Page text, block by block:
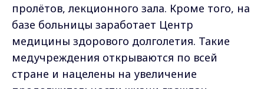
пролётов, лекционного зала. Кроме того, на
базе больницы заработает Центр
медицины здорового долголетия. Такие
медучреждения открываются по всей
стране и нацелены на увеличение